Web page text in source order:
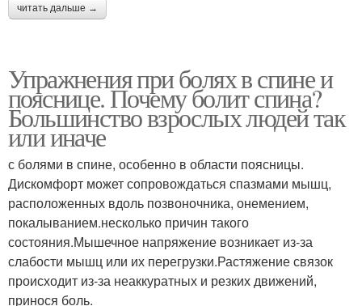
читать дальше →
Упражнения при болях в спине и
пояснице. Почему болит спина?
Большинство взрослых людей так
или иначе
с болями в спине, особенно в области поясницы.
Дискомфорт может сопровождаться спазмами мышц,
расположенных вдоль позвоночника, онемением,
покалыванием.несколько причин такого
состояния.Мышечное напряжение возникает из-за
слабости мышц или их перегрузки.Растяжение связок
происходит из-за неаккуратных и резких движений,
принося боль.